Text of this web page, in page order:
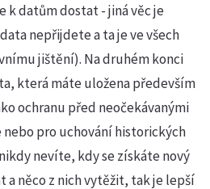
k datům dostat - jiná věc je
nepřijdete a ta je ve všech
jištění). Na druhém konci
která máte uložena především
ochranu před neočekávanými
pro uchování historických
nevíte, kdy se získáte nový
a něco z nich vytěžit, tak je lepší